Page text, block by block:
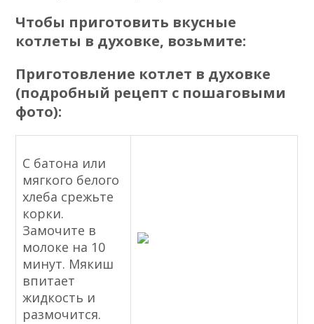
Чтобы приготовить вкусные
котлеты в духовке, возьмите:
Приготовление котлет в духовке
(подробный рецепт с пошаговыми
фото):
С батона или
мягкого белого
хлеба срежьте
корки.
Замочите в
молоке на 10
минут. Мякиш
впитает
жидкость и
размочится.